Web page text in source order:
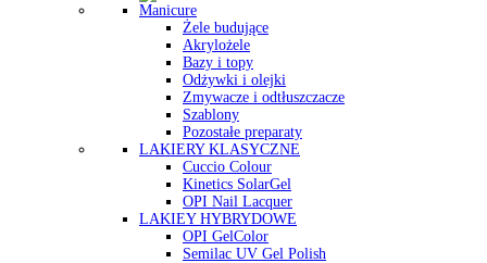
Manicure
Żele budujące
Akrylożele
Bazy i topy
Odżywki i olejki
Zmywacze i odtłuszczacze
Szablony
Pozostałe preparaty
LAKIERY KLASYCZNE
Cuccio Colour
Kinetics SolarGel
OPI Nail Lacquer
LAKIEY HYBRYDOWE
OPI GelColor
Semilac UV Gel Polish